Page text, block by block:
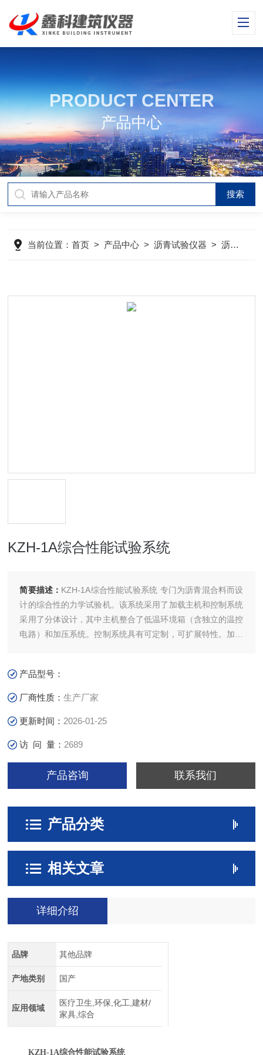
PRODUCT CENTER
产品中心
当前位置：首页 > 产品中心 >沥青试验仪器 >沥青路面横断面尺
KZH-1A综合性能试验系统
简要描述： KZH-1A综合性能试验系统 专门为沥青混合料而设
计的综合性的力学试验机。该系统采用了加载主机和控制系统
采用了分体设计，其中主机整合了低温环境箱（含独立的温控
电路）和加压系统。控制系统具有可定制，可扩展特性。加载
产品型号：
厂商性质：生产厂家
更新时间： 2026-01-25
访 问 量： 2689
产品咨询 联系我们
产品分类
相关文章
详细介绍
品牌 其他品牌
产地类别 国产
应用领域
医疗卫生,环保,化工,建材/
家具,综合
KZH-1A综合性能试验系统